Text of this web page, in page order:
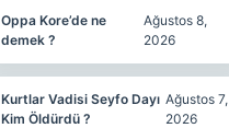
Oppa Kore’de ne
demek ?
Ağustos 8,
2026
Kurtlar Vadisi Seyfo Dayı
Kim Öldürdü ?
Ağustos 7,
2026